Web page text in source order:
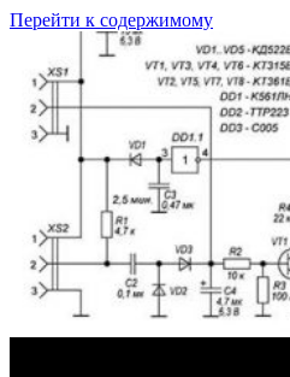
Перейти к содержимому